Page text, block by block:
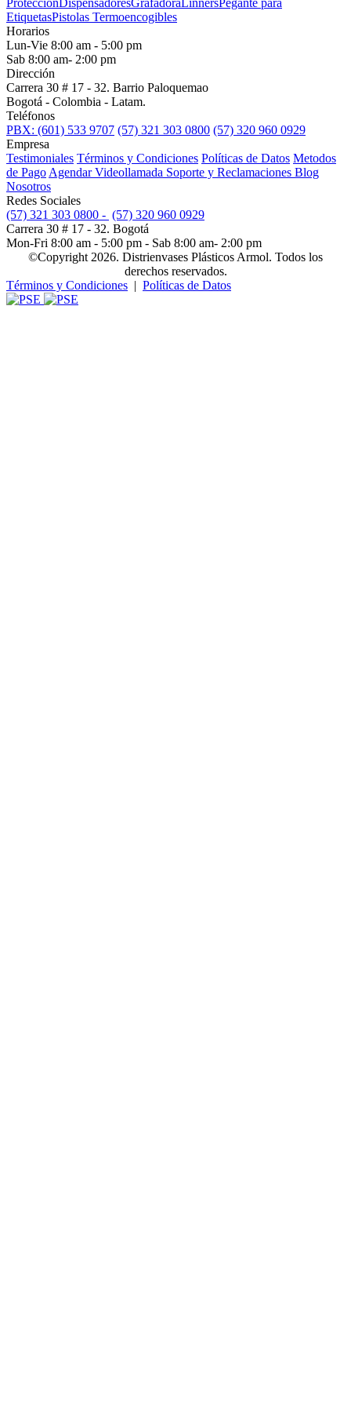
ProtecciónDispensadoresGrafadoraLinnersPegante para
EtiquetasPistolas Termoencogibles
Horarios
Lun-Vie 8:00 am - 5:00 pm
Sab 8:00 am- 2:00 pm
Dirección
Carrera 30 # 17 - 32. Barrio Paloquemao
Bogotá - Colombia - Latam.
Teléfonos
PBX: (601) 533 9707 (57) 321 303 0800 (57) 320 960 0929
Empresa
Testimoniales Términos y Condiciones Políticas de Datos Metodos
de Pago Agendar Videollamada Soporte y Reclamaciones Blog
Nosotros
Redes Sociales
(57) 321 303 0800 - (57) 320 960 0929
Carrera 30 # 17 - 32. Bogotá
Mon-Fri 8:00 am - 5:00 pm - Sab 8:00 am- 2:00 pm
©Copyright 2026. Distrienvases Plásticos Armol. Todos los
derechos reservados.
Términos y Condiciones | Políticas de Datos